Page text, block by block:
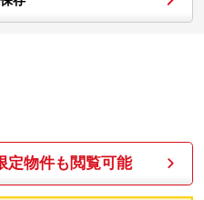
定物件も閲覧可能